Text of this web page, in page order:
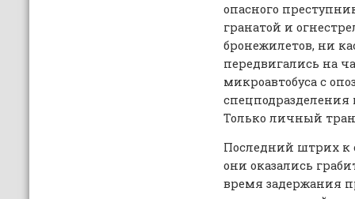
опасного
гранатой и
бронежилетов, ни
передвигались на
микроавтобуса с
спецподразделения
Только личный
Последний штрих к
они оказались
время задержания